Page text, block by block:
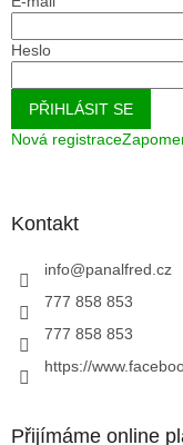
Heslo
PŘIHLÁSIT SE
Nová registrace
Kontakt
info@panalfred.cz
777 858 853
777 858 853
https://
Přijímáme online